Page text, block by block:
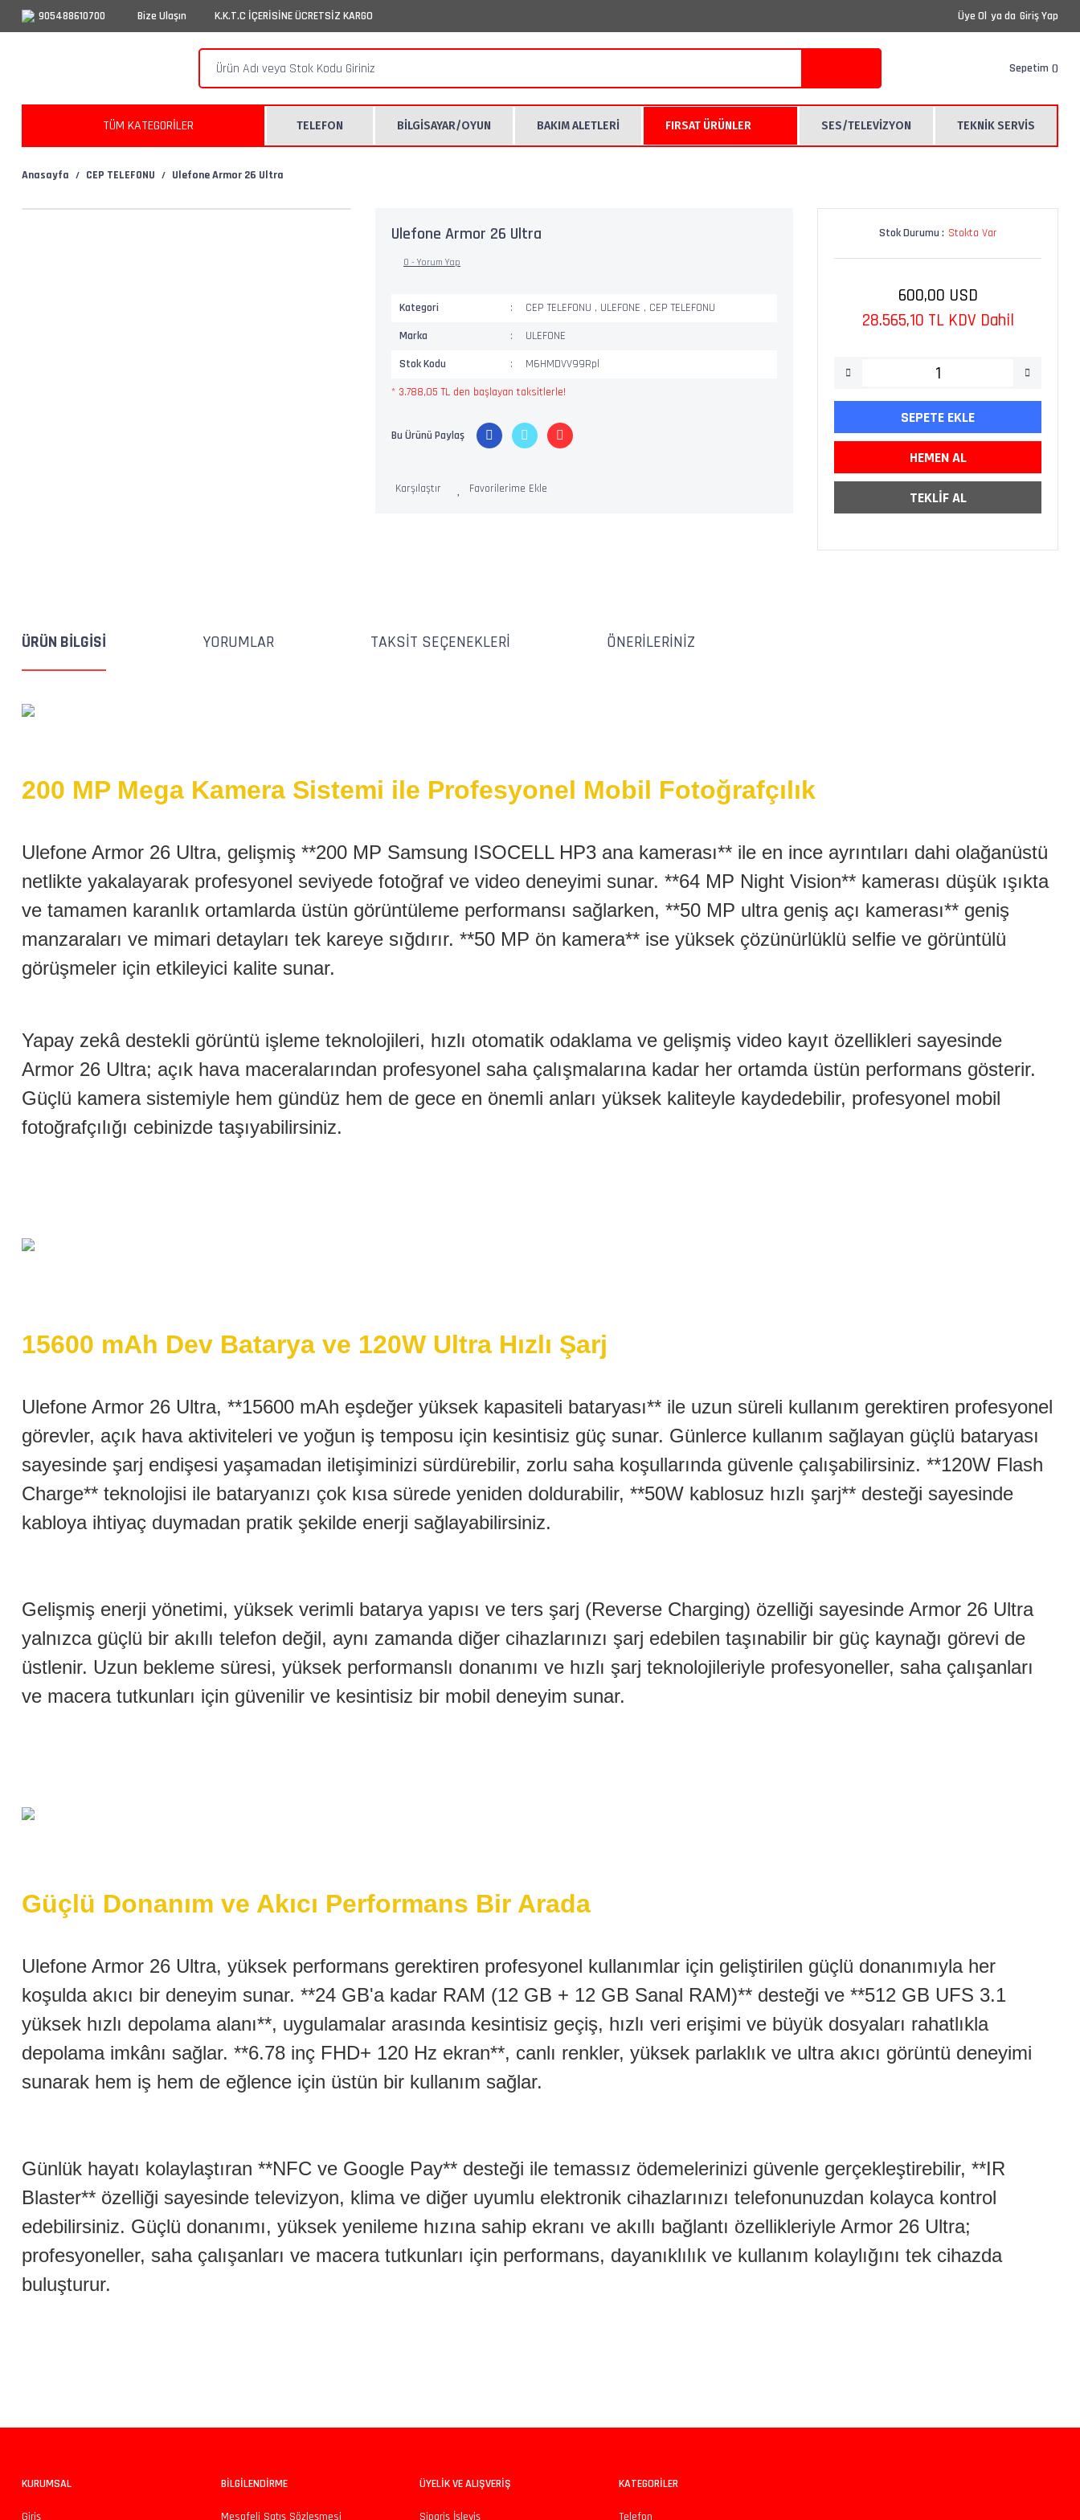
905488610700 Bize Ulaşın K.K.T.C İÇERİSİNE ÜCRETSİZ KARGO Üye Ol ya da Giriş Yap
Sepetim
TÜM KATEGORİLER TELEFON BİLGİSAYAR/OYUN BAKIM ALETLERİ FIRSAT ÜRÜNLER SES/TELEVİZYON TEKNİK SERVİS
Anasayfa CEP TELEFONU Ulefone Armor 26 Ultra
Ulefone Armor 26 Ultra
0 - Yorum Yap
Kategori CEP TELEFONU , ULEFONE , CEP TELEFONU
Marka
ULEFONE
Stok Kodu
M6HMDVV99Rpl
* 3.788,05 TL den başlayan taksitlerle!
Bu Ürünü Paylaş
Karşılaştır
Stok Durumu : Stokta Var
600,00 USD
28.565,10 TL KDV Dahil
SEPETE EKLE
HEMEN AL
TEKLİF AL
ÜRÜN BILGISI YORUMLAR TAKSIT SEÇENEKLERI ÖNERILERINIZ
200 MP Mega Kamera Sistemi ile Profesyonel Mobil Fotoğrafçılık
Ulefone Armor 26 Ultra, gelişmiş **200 MP Samsung ISOCELL HP3 ana kamerası** ile en ince ayrıntıları dahi olağanüstü
netlikte yakalayarak profesyonel seviyede fotoğraf ve video deneyimi sunar. **64 MP Night Vision** kamerası düşük ışıkta
ve tamamen karanlık ortamlarda üstün görüntüleme performansı sağlarken, **50 MP ultra geniş açı kamerası** geniş
manzaraları ve mimari detayları tek kareye sığdırır. **50 MP ön kamera** ise yüksek çözünürlüklü selfie ve görüntülü
görüşmeler için etkileyici kalite sunar.
Yapay zekâ destekli görüntü işleme teknolojileri, hızlı otomatik odaklama ve gelişmiş video kayıt özellikleri sayesinde
Armor 26 Ultra; açık hava maceralarından profesyonel saha çalışmalarına kadar her ortamda üstün performans gösterir.
Güçlü kamera sistemiyle hem gündüz hem de gece en önemli anları yüksek kaliteyle kaydedebilir, profesyonel mobil
fotoğrafçılığı cebinizde taşıyabilirsiniz.
15600 mAh Dev Batarya ve 120W Ultra Hızlı Şarj
Ulefone Armor 26 Ultra, **15600 mAh eşdeğer yüksek kapasiteli bataryası** ile uzun süreli kullanım gerektiren profesyonel
görevler, açık hava aktiviteleri ve yoğun iş temposu için kesintisiz güç sunar. Günlerce kullanım sağlayan güçlü bataryası
sayesinde şarj endişesi yaşamadan iletişiminizi sürdürebilir, zorlu saha koşullarında güvenle çalışabilirsiniz. **120W Flash
Charge** teknolojisi ile bataryanızı çok kısa sürede yeniden doldurabilir, **50W kablosuz hızlı şarj** desteği sayesinde
kabloya ihtiyaç duymadan pratik şekilde enerji sağlayabilirsiniz.
Gelişmiş enerji yönetimi, yüksek verimli batarya yapısı ve ters şarj (Reverse Charging) özelliği sayesinde Armor 26 Ultra
yalnızca güçlü bir akıllı telefon değil, aynı zamanda diğer cihazlarınızı şarj edebilen taşınabilir bir güç kaynağı görevi de
üstlenir. Uzun bekleme süresi, yüksek performanslı donanımı ve hızlı şarj teknolojileriyle profesyoneller, saha çalışanları
ve macera tutkunları için güvenilir ve kesintisiz bir mobil deneyim sunar.
Güçlü Donanım ve Akıcı Performans Bir Arada
Ulefone Armor 26 Ultra, yüksek performans gerektiren profesyonel kullanımlar için geliştirilen güçlü donanımıyla her
koşulda akıcı bir deneyim sunar. **24 GB'a kadar RAM (12 GB + 12 GB Sanal RAM)** desteği ve **512 GB UFS 3.1
yüksek hızlı depolama alanı**, uygulamalar arasında kesintisiz geçiş, hızlı veri erişimi ve büyük dosyaları rahatlıkla
depolama imkânı sağlar. **6.78 inç FHD+ 120 Hz ekran**, canlı renkler, yüksek parlaklık ve ultra akıcı görüntü deneyimi
sunarak hem iş hem de eğlence için üstün bir kullanım sağlar.
Günlük hayatı kolaylaştıran **NFC ve Google Pay** desteği ile temassız ödemelerinizi güvenle gerçekleştirebilir, **IR
Blaster** özelliği sayesinde televizyon, klima ve diğer uyumlu elektronik cihazlarınızı telefonunuzdan kolayca kontrol
edebilirsiniz. Güçlü donanımı, yüksek yenileme hızına sahip ekranı ve akıllı bağlantı özellikleriyle Armor 26 Ultra;
profesyoneller, saha çalışanları ve macera tutkunları için performans, dayanıklılık ve kullanım kolaylığını tek cihazda
buluşturur.
Ürün resmi kalitesiz, bozuk veya görüntülenemiyor.
Ürün bilgilerinde hatalar bulunuyor.
KURUMSAL
Giriş
BİLGİLENDİRME
Mesafeli Satış Sözleşmesi
ÜYELİK VE ALIŞVERİŞ
Sipariş İşleyiş
KATEGORİLER
Telefon